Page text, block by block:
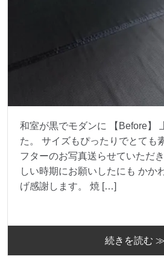
和室が黒でモダンに 【Before】
た。 サイズもぴったりでとても
フターのお写真送らせていただ
しい時期にお願いしたにも かか
げ感謝します。 焼 […]
続きを読む ≫